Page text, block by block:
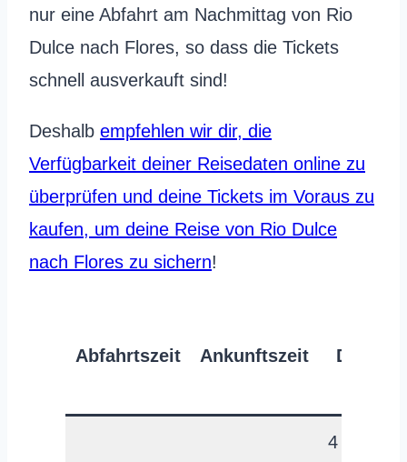
nur eine Abfahrt am Nachmittag von Rio
Dulce nach Flores, so dass die Tickets
schnell ausverkauft sind!
Deshalb empfehlen wir dir, die
Verfügbarkeit deiner Reisedaten online zu
überprüfen und deine Tickets im Voraus zu
kaufen, um deine Reise von Rio Dulce
nach Flores zu sichern!
Abfahrtszeit Ankunftszeit Dauer
4